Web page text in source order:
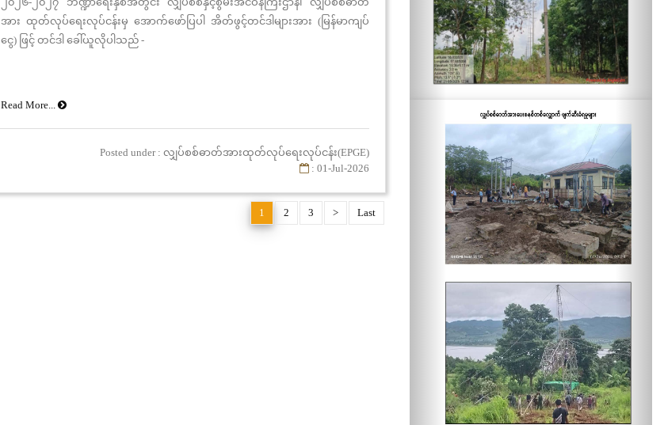
အား ထုတ်လုပ်ရေးလုပ်ငန်းမှ အောက်ဖော်ပြပါ အိတ်ဖွင့်တင်ဒါများအား (မြန်မာကျပ်
ငွေ) ဖြင့် တင်ဒါ ခေါ်ယူလိုပါသည် -
Read More...
Posted under : လျှပ်စစ်ဓာတ်အားထုတ်လုပ်ရေးလုပ်ငန်း(EPGE)
: 01-Jul-2026
1 2 3 > Last